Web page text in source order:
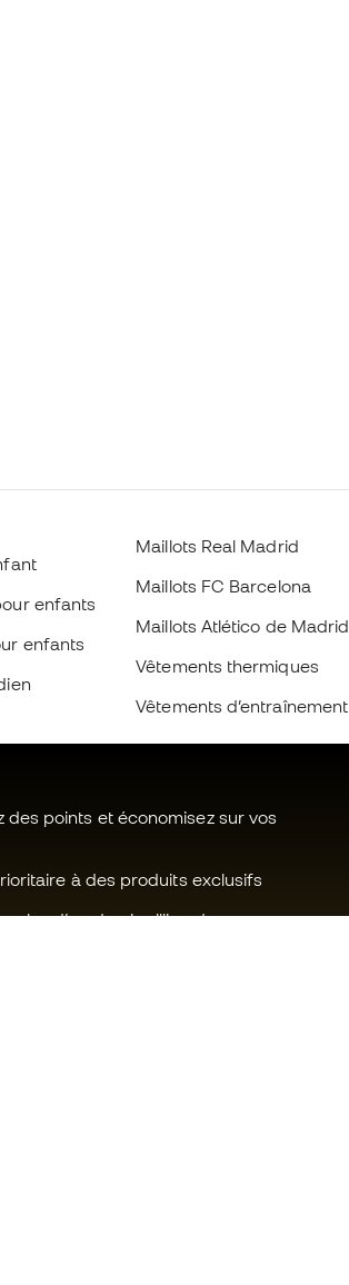
enfants
enfants
Maillots Real Madrid
Maillots FC Barcelona
Maillots Atlético de Madrid
Vêtements thermiques
Vêtements d’entraînement
des points et économisez sur vos
à des produits exclusifs
plus d’un demi-million de